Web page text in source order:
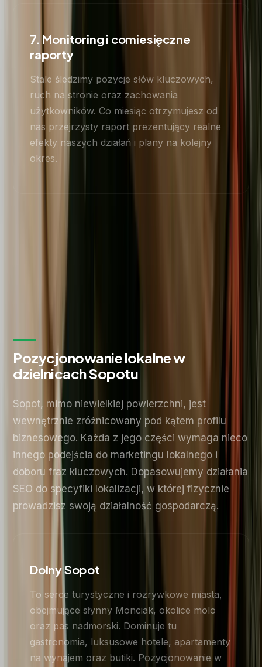
7. Monitoring i comiesięczne
raporty
Stale śledzimy pozycje słów kluczowych,
ruch na stronie oraz zachowania
użytkowników. Co miesiąc otrzymujesz od
nas przejrzysty raport prezentujący realne
efekty naszych działań i plany na kolejny
okres.
Pozycjonowanie lokalne w
dzielnicach Sopotu
Sopot, mimo niewielkiej powierzchni, jest
wewnętrznie zróżnicowany pod kątem profilu
biznesowego. Każda z jego części wymaga nieco
innego podejścia do marketingu lokalnego i
doboru fraz kluczowych. Dopasowujemy działania
SEO do specyfiki lokalizacji, w której fizycznie
prowadzisz swoją działalność gospodarczą.
Dolny Sopot
To serce turystyczne i rozrywkowe miasta,
obejmujące słynny Monciak, okolice molo
oraz pas nadmorski. Dominuje tu
gastronomia, luksusowe hotele, apartamenty
na wynajem oraz butiki. Pozycjonowanie w